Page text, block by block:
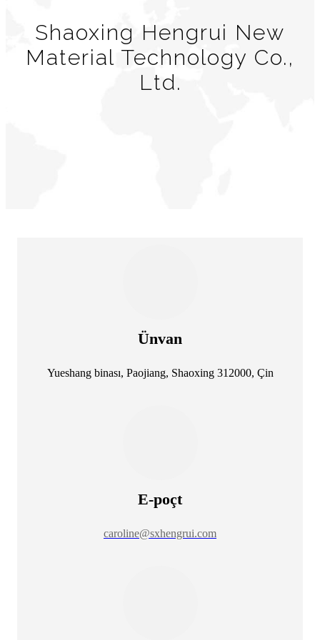
Shaoxing Hengrui New
Material Technology Co.,
Ltd.
Ünvan
Yueshang binası, Paojiang, Shaoxing 312000, Çin
E-poçt
caroline@sxhengrui.com